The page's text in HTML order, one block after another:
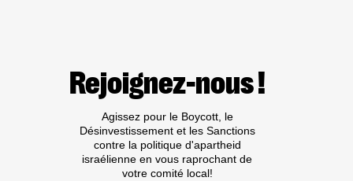
Rejoignez-nous !
Agissez pour le Boycott, le
Désinvestissement et les Sanctions
contre la politique d'apartheid
israélienne en vous raprochant de
votre comité local!